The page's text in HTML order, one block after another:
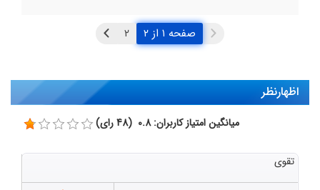
صفحه ۱ از ۲
اظهارنظر
میانگین امتیاز کاربران: 0.8 (48 رای)
تقوی